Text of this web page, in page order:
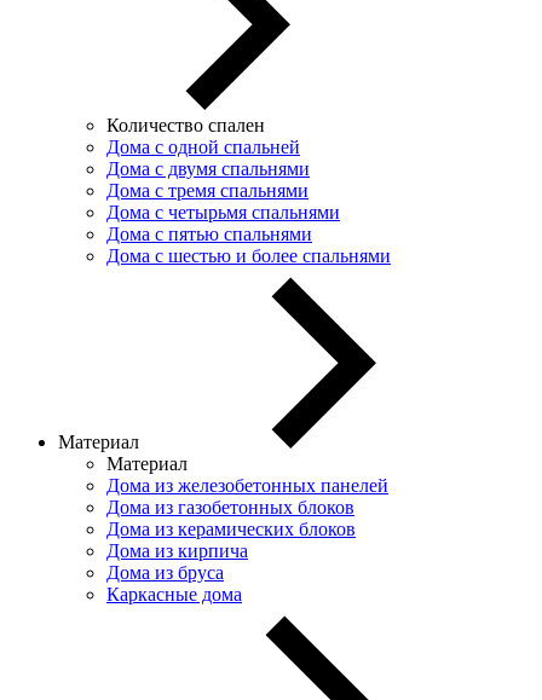
Количество спален
Дома с одной спальней
Дома с двумя спальнями
Дома с тремя спальнями
Дома с четырьмя спальнями
Дома с пятью спальнями
Дома с шестью и более спальнями
Материал
Материал
Дома из железобетонных панелей
Дома из газобетонных блоков
Дома из керамических блоков
Дома из кирпича
Дома из бруса
Каркасные дома